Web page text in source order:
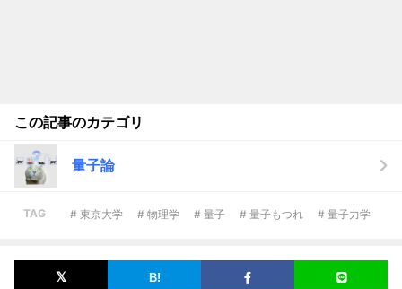
この記事のカテゴリ
量子論
TAG # 東京大学 # 物理学 # 量子 # 量子もつれ # 量子力学